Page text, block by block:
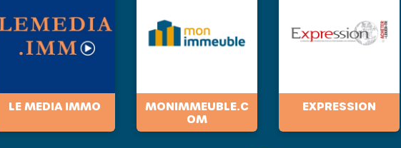
LE MEDIA IMMO
MONIMMEUBLE.C
OM
EXPRESSION